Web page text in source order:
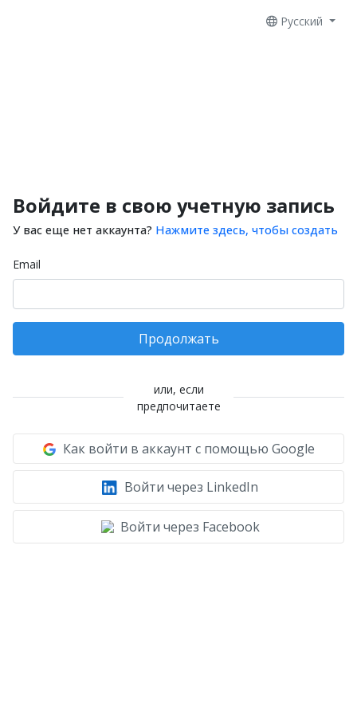
Русский
Войдите в свою учетную запись
У вас еще нет аккаунта? Нажмите здесь, чтобы создать
Email
Продолжать
или, если
предпочитаете
Как войти в аккаунт с помощью Google
Войти через LinkedIn
Войти через Facebook